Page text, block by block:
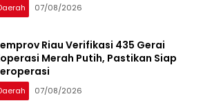
07/08/2026
Riau Verifikasi 435 Gerai
Merah Putih, Pastikan Siap
07/08/2026